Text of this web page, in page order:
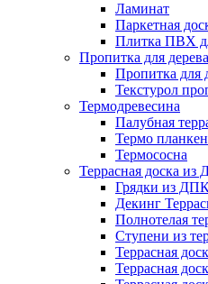
Ламинат
Паркетная
Плитка ПВХ
Пропитка для дерева
Пропитка для
Текстурол
Термодревесина
Палубная
Термо планкен
Термососна
Террасная доска из
Грядки из
Декинг
Полнотелая
Ступени из
Террасная
Террасная